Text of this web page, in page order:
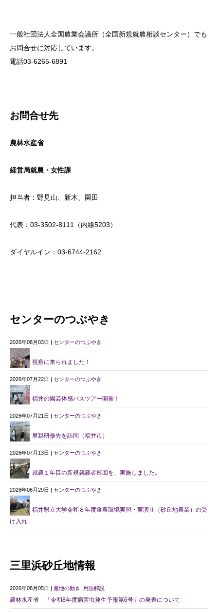
一般社団法人全国農業会議所（全国新規就農相談センター）でも
お問合せに対応しています。
電話03-6265-6891
お問合せ先
農林水産省
経営局就農・女性課
担当者：野見山、新木、園田
代表：03-3502-8111（内線5203）
ダイヤルイン：03-6744-2162
センターのつぶやき
2026年08月03日 | センターのつぶやき
視察に来られました！
2026年07月22日 | センターのつぶやき
福井の園芸体感バスツアー開催！
2026年07月21日 | センターのつぶやき
里親研修先を訪問（福井市）
2026年07月13日 | センターのつぶやき
就農１年目の新規就農者巡回を、実施しました。
2026年06月29日 | センターのつぶやき
福井県立大学令和８年度食農環境実習・実演Ⅱ（砂丘地農業）の受
け入れ
三里浜砂丘地情報
2026年08月05日 | 産地の動き 用語解説
農林水産省 「令和8年度病害虫発生予報第6号」の発表について